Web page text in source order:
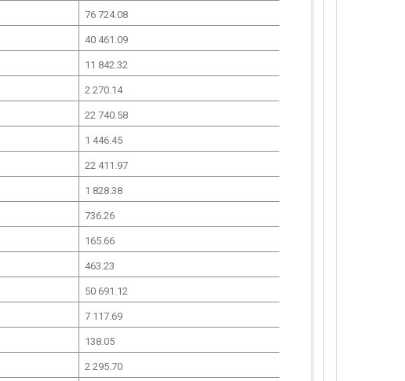
76 724.08
40 461.09
11 842.32
2 270.14
22 740.58
1 446.45
22 411.97
1 828.38
736.26
165.66
463.23
50 691.12
7 117.69
138.05
2 295.70